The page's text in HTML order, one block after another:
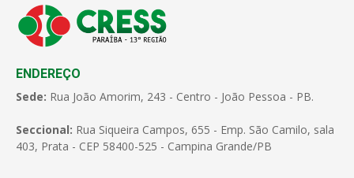
ENDEREÇO
Sede: Rua João Amorim, 243 - Centro - João Pessoa - PB.
Seccional: Rua Siqueira Campos, 655 - Emp. São Camilo, sala
403, Prata - CEP 58400-525 - Campina Grande/PB